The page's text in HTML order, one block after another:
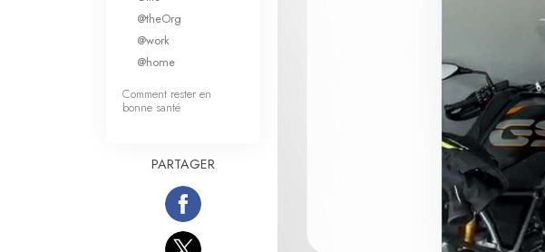
@theOrg
@work
@home
Comment rester en
bonne santé
PARTAGER